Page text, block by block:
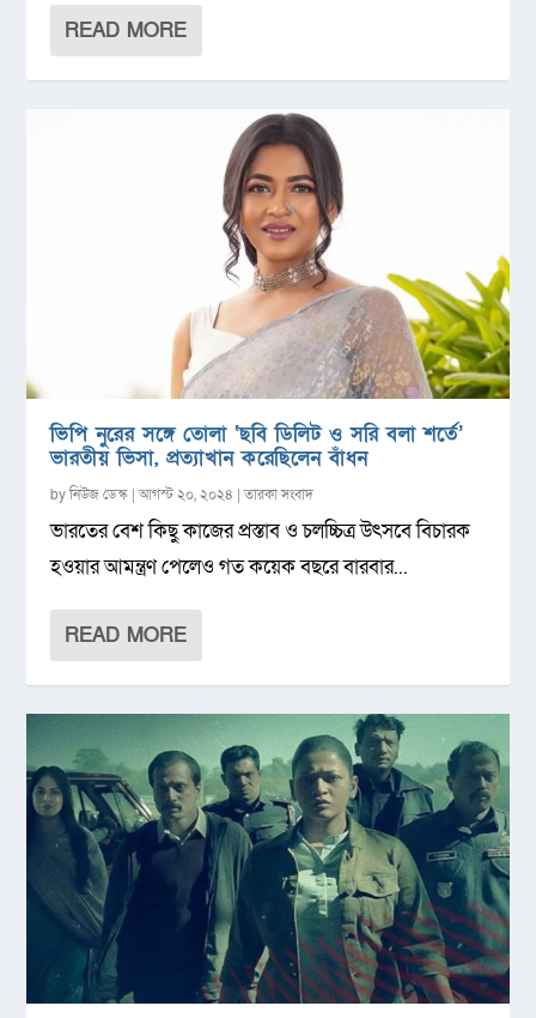
READ MORE
ভিপি নুরের সঙ্গে তোলা ‘ছবি ডিলিট ও সরি বলা শর্তে’
ভারতীয় ভিসা, প্রত্যাখান করেছিলেন বাঁধন
byনিউজ ডেস্ক |আগস্ট ২০, ২০২৪ |তারকা সংবাদ
ভারতের বেশ কিছু কাজের প্রস্তাব ও চলচ্চিত্র উৎসবে বিচারক
হওয়ার আমন্ত্রণ পেলেও গত কয়েক বছরে বারবার...
READ MORE